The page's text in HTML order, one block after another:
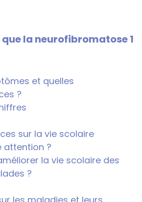
de la maladie ou du
apprentissages, cela ne
pas l’exposé du
que tel.
doit être adaptée par
respect de l’individu en
et adulte, et prendre en
d’une même
selon chaque
d’informations sur un site
personne de ses
professionnelles, civiles
la neurofibromatose 1
et quelles
?
sur la vie scolaire
attention ?
la vie scolaire des
?